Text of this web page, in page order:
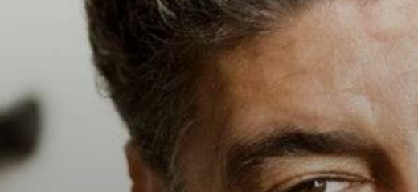
00:00